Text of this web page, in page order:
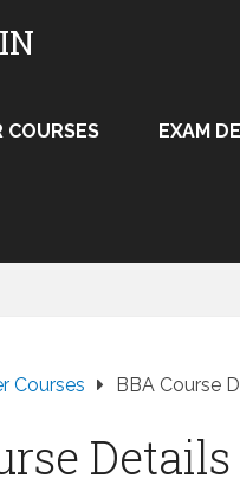
COURSES EXAM
Courses BBA Course
Details